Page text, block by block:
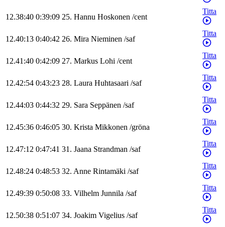
12.38:40 0:39:09 25. Hannu Hoskonen /cent
Titta
12.40:13 0:40:42 26. Mira Nieminen /saf
Titta
12.41:40 0:42:09 27. Markus Lohi /cent
Titta
12.42:54 0:43:23 28. Laura Huhtasaari /saf
Titta
12.44:03 0:44:32 29. Sara Seppänen /saf
Titta
12.45:36 0:46:05 30. Krista Mikkonen /gröna
Titta
12.47:12 0:47:41 31. Jaana Strandman /saf
Titta
12.48:24 0:48:53 32. Anne Rintamäki /saf
Titta
12.49:39 0:50:08 33. Vilhelm Junnila /saf
Titta
12.50:38 0:51:07 34. Joakim Vigelius /saf
Titta